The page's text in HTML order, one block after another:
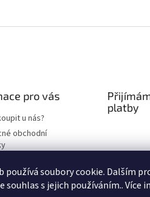
používá soubory cookie. Dalším
souhlas s jejich používáním.. Více
pro vás
u nás?
obchodní
platby